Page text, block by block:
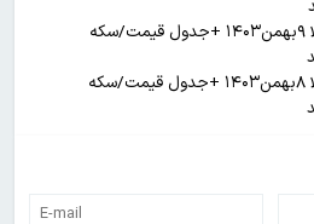
آخرین قیمت انواع سکه وطلا ۹بهمن۱۴۰۳ +جدول قیمت/سکه
آخرین قیمت انواع سکه وطلا ۸بهمن۱۴۰۳ +جدول قیمت/سکه